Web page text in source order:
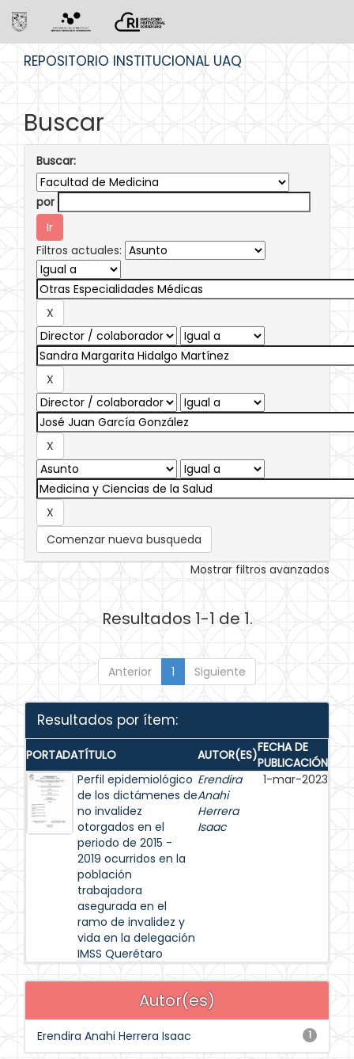
REPOSITORIO INSTITUCIONAL UAQ
Buscar
Buscar:
por
Filtros actuales:
Comenzar nueva busqueda
Mostrar filtros avanzados
Resultados 1-1 de 1.
Anterior 1 Siguiente
Resultados por ítem:
PORTADATÍTULO AUTOR(ES)FECHA DE
PUBLICACIÓN
Perfil epidemiológico
de los dictámenes de
no invalidez
otorgados en el
periodo de 2015 -
2019 ocurridos en la
población
trabajadora
asegurada en el
ramo de invalidez y
vida en la delegación
IMSS Querétaro
Erendira
Anahi
Herrera
Isaac
1-mar-2023
Autor(es)
1
Erendira Anahi Herrera Isaac